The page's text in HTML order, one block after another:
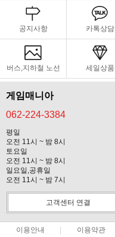
공지사항 카톡상담
버스,지하철 노선 세일상품
게임매니아
062-224-3384
평일
오전 11시 ~ 밤 8시
토요일
오전 11시 ~ 밤 8시
일요일,공휴일
오전 11시 ~ 밤 7시
고객센터 연결
이용안내 이용약관